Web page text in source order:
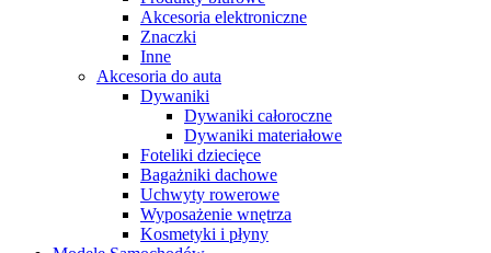
Akcesoria elektroniczne
Znaczki
Inne
Akcesoria do auta
Dywaniki
Dywaniki całoroczne
Dywaniki materiałowe
Foteliki dziecięce
Bagażniki dachowe
Uchwyty rowerowe
Wyposażenie wnętrza
Kosmetyki i płyny